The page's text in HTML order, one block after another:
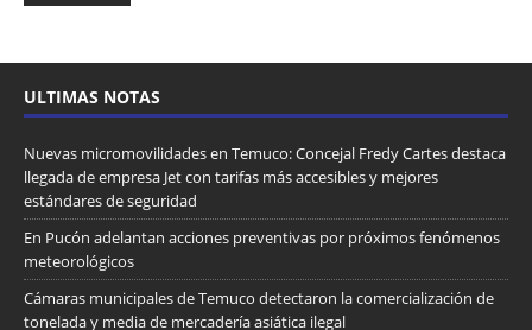
ULTIMAS NOTAS
Nuevas micromovilidades en Temuco: Concejal Fredy Cartes destaca
llegada de empresa Jet con tarifas más accesibles y mejores
estándares de seguridad
En Pucón adelantan acciones preventivas por próximos fenómenos
meteorológicos
Cámaras municipales de Temuco detectaron la comercialización de
tonelada y media de mercadería asiática ilegal